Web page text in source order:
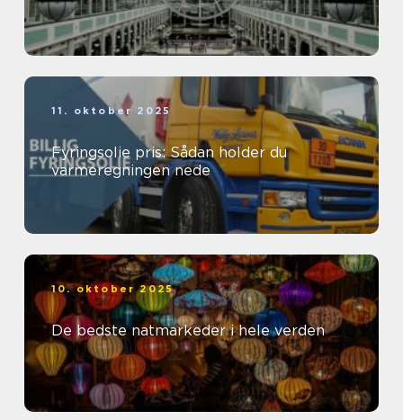
11. oktober 2025
Fyringsolie pris: Sådan holder du
varmeregningen nede
10. oktober 2025
De bedste natmarkeder i hele verden